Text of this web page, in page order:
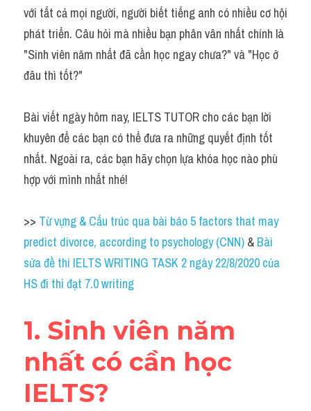
Idiom
Grammar
Collocation
Cách dùng từ
Phân biệt từ
Speaking
Writing
Reading
Vocabulary
với tất cả mọi người, người biết tiếng anh có nhiều cơ hội
phát triển. Câu hỏi mà nhiều bạn phân vân nhất chính là
"Sinh viên năm nhất đã cần học ngay chưa?" và "Học ở
đâu thì tốt?"
Bài viết ngày hôm nay, IELTS TUTOR cho các bạn lời
khuyên để các bạn có thể đưa ra những quyết định tốt
nhất. Ngoài ra, các bạn hãy chọn lựa khóa học nào phù
hợp với mình nhất nhé!
>> Từ vựng & Cấu trúc qua bài báo 5 factors that may
predict divorce, according to psychology (CNN) & Bài
sửa đề thi IELTS WRITING TASK 2 ngày 22/8/2020 của
HS đi thi đạt 7.0 writing
1. Sinh viên năm
nhất có cần học
IELTS?